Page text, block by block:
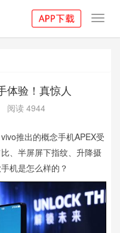
体验！真惊人
阅读 4944
推出的概念手机APEX受
、半屏屏下指纹、升降摄
机是怎么样的？